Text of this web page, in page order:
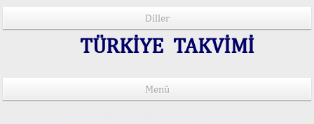
Diller
TÜRKİYE TAKVİMİ
Menü